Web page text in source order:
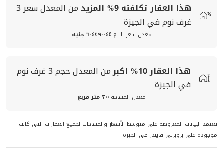
هذا العقار تكلفته9% المزيد من المعدلسعر3
غرف نوم في الجيزة
معدل سعر البيع ٦٬٤٢٩٬٠٤٥ جنيه
هذا العقار10% اكبرمن المعدلحجم
3 غرف نوم
في الجيزة
معدل المساحة ٢٠٠ متر مربع
تعتمد البيانات المعروضة على متوسط الأسعار والمساحات لجميع العقارات التي كانت
موجودة على بروبرتي فايندر في الجيزة